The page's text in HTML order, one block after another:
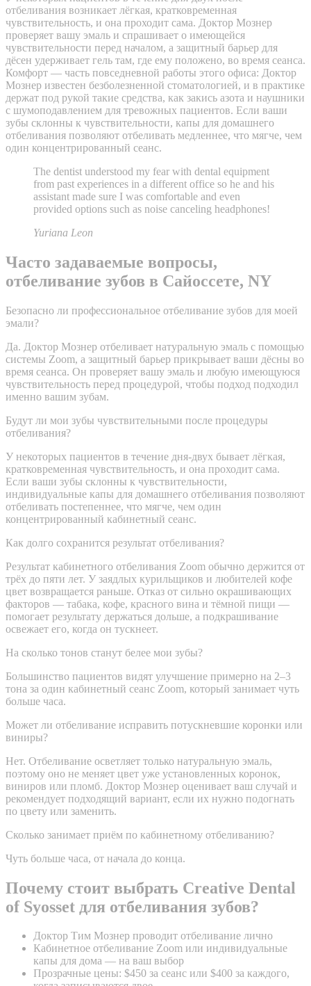
отбеливания возникает лёгкая, кратковременная
чувствительность, и она проходит сама. Доктор Мознер
проверяет вашу эмаль и спрашивает о имеющейся
чувствительности перед началом, а защитный барьер для
дёсен удерживает гель там, где ему положено, во время сеанса.
Комфорт — часть повседневной работы этого офиса: Доктор
Мознер известен безболезненной стоматологией, и в практике
держат под рукой такие средства, как закись азота и наушники
с шумоподавлением для тревожных пациентов. Если ваши
зубы склонны к чувствительности, капы для домашнего
отбеливания позволяют отбеливать медленнее, что мягче, чем
один концентрированный сеанс.
The dentist understood my fear with dental equipment
from past experiences in a different office so he and his
assistant made sure I was comfortable and even
provided options such as noise canceling headphones!
Yuriana Leon
Часто задаваемые вопросы,
отбеливание зубов в Сайоссете, NY
Безопасно ли профессиональное отбеливание зубов для моей
эмали?
Да. Доктор Мознер отбеливает натуральную эмаль с помощью
системы Zoom, а защитный барьер прикрывает ваши дёсны во
время сеанса. Он проверяет вашу эмаль и любую имеющуюся
чувствительность перед процедурой, чтобы подход подходил
именно вашим зубам.
Будут ли мои зубы чувствительными после процедуры
отбеливания?
У некоторых пациентов в течение дня-двух бывает лёгкая,
кратковременная чувствительность, и она проходит сама.
Если ваши зубы склонны к чувствительности,
индивидуальные капы для домашнего отбеливания позволяют
отбеливать постепеннее, что мягче, чем один
концентрированный кабинетный сеанс.
Как долго сохранится результат отбеливания?
Результат кабинетного отбеливания Zoom обычно держится от
трёх до пяти лет. У заядлых курильщиков и любителей кофе
цвет возвращается раньше. Отказ от сильно окрашивающих
факторов — табака, кофе, красного вина и тёмной пищи —
помогает результату держаться дольше, а подкрашивание
освежает его, когда он тускнеет.
На сколько тонов станут белее мои зубы?
Большинство пациентов видят улучшение примерно на 2–3
тона за один кабинетный сеанс Zoom, который занимает чуть
больше часа.
Может ли отбеливание исправить потускневшие коронки или
виниры?
Нет. Отбеливание осветляет только натуральную эмаль,
поэтому оно не меняет цвет уже установленных коронок,
виниров или пломб. Доктор Мознер оценивает ваш случай и
рекомендует подходящий вариант, если их нужно подогнать
по цвету или заменить.
Сколько занимает приём по кабинетному отбеливанию?
Чуть больше часа, от начала до конца.
Почему стоит выбрать Creative Dental
of Syosset для отбеливания зубов?
Доктор Тим Мознер проводит отбеливание лично
Кабинетное отбеливание Zoom или индивидуальные
капы для дома — на ваш выбор
Прозрачные цены: $450 за сеанс или $400 за каждого,